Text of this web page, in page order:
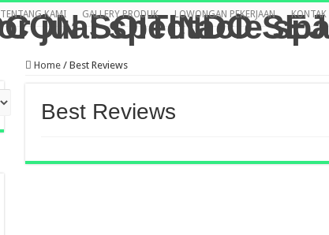
TENTANG KAMI GALLERY PRODUK LOWONGAN PEKERJAAN KONTAK
Home / Best Reviews
Best Reviews